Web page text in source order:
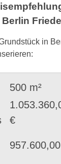
in
500 m²
€